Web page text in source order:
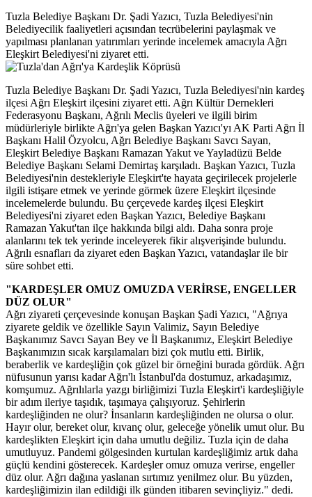
Tuzla Belediye Başkanı Dr. Şadi Yazıcı, Tuzla Belediyesi'nin
Belediyecilik faaliyetleri açısından tecrübelerini paylaşmak ve
yapılması planlanan yatırımları yerinde incelemek amacıyla Ağrı
Eleşkirt Belediyesi'ni ziyaret etti.
Tuzla Belediye Başkanı Dr. Şadi Yazıcı, Tuzla Belediyesi'nin kardeş
ilçesi Ağrı Eleşkirt ilçesini ziyaret etti. Ağrı Kültür Dernekleri
Federasyonu Başkanı, Ağrılı Meclis üyeleri ve ilgili birim
müdürleriyle birlikte Ağrı'ya gelen Başkan Yazıcı'yı AK Parti Ağrı İl
Başkanı Halil Özyolcu, Ağrı Belediye Başkanı Savcı Sayan,
Eleşkirt Belediye Başkanı Ramazan Yakut ve Yayladüzü Belde
Belediye Başkanı Selami Demirtaş karşıladı. Başkan Yazıcı, Tuzla
Belediyesi'nin destekleriyle Eleşkirt'te hayata geçirilecek projelerle
ilgili istişare etmek ve yerinde görmek üzere Eleşkirt ilçesinde
incelemelerde bulundu. Bu çerçevede kardeş ilçesi Eleşkirt
Belediyesi'ni ziyaret eden Başkan Yazıcı, Belediye Başkanı
Ramazan Yakut'tan ilçe hakkında bilgi aldı. Daha sonra proje
alanlarını tek tek yerinde inceleyerek fikir alışverişinde bulundu.
Ağrılı esnafları da ziyaret eden Başkan Yazıcı, vatandaşlar ile bir
süre sohbet etti.
"KARDEŞLER OMUZ OMUZDA VERİRSE, ENGELLER
DÜZ OLUR"
Ağrı ziyareti çerçevesinde konuşan Başkan Şadi Yazıcı, "Ağrıya
ziyarete geldik ve özellikle Sayın Valimiz, Sayın Belediye
Başkanımız Savcı Sayan Bey ve İl Başkanımız, Eleşkirt Belediye
Başkanımızın sıcak karşılamaları bizi çok mutlu etti. Birlik,
beraberlik ve kardeşliğin çok güzel bir örneğini burada gördük. Ağrı
nüfusunun yarısı kadar Ağrı'lı İstanbul'da dostumuz, arkadaşımız,
komşumuz. Ağrılılarla yazgı birliğimizi Tuzla Eleşkirt'i kardeşliğiyle
bir adım ileriye taşıdık, taşımaya çalışıyoruz. Şehirlerin
kardeşliğinden ne olur? İnsanların kardeşliğinden ne olursa o olur.
Hayır olur, bereket olur, kıvanç olur, geleceğe yönelik umut olur. Bu
kardeşlikten Eleşkirt için daha umutlu değiliz. Tuzla için de daha
umutluyuz. Pandemi gölgesinden kurtulan kardeşliğimiz artık daha
güçlü kendini gösterecek. Kardeşler omuz omuza verirse, engeller
düz olur. Ağrı dağına yaslanan sırtımız yenilmez olur. Bu yüzden,
kardeşliğimizin ilan edildiği ilk günden itibaren sevinçliyiz." dedi.